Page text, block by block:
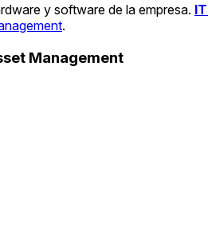
y software de la empresa.
.
Management